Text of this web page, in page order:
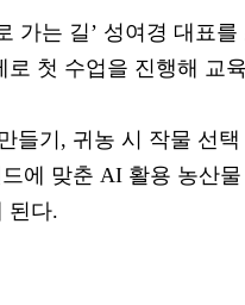
가는 길’ 성여경 대표를
로 첫 수업을 진행해 교
들기, 귀농 시 작물 선
에 맞춘 AI 활용 농산
된다.